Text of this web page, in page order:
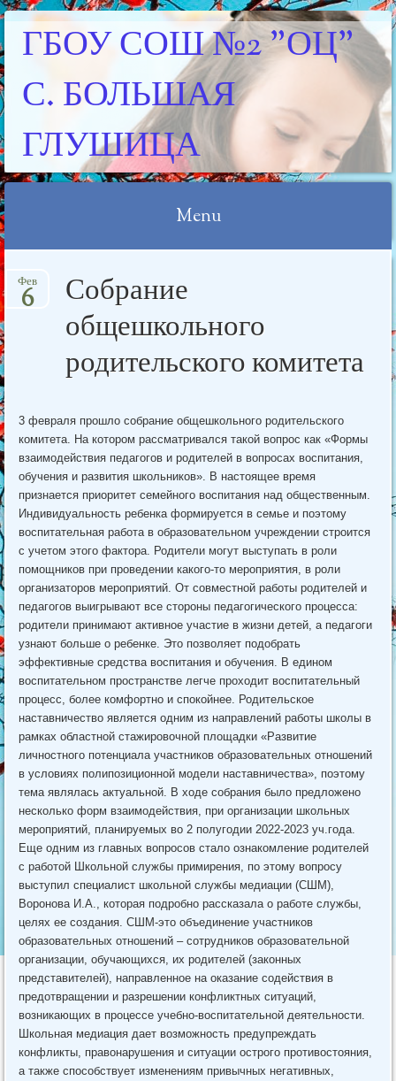
ГБОУ СОШ №2 "ОЦ"
С. БОЛЬШАЯ
ГЛУШИЦА
Menu
to
Собрание
общешкольного
родительского комитета
Фев
6
3 февраля прошло собрание общешкольного родительского
комитета. На котором рассматривался такой вопрос как «Формы
взаимодействия педагогов и родителей в вопросах воспитания,
обучения и развития школьников». В настоящее время
признается приоритет семейного воспитания над общественным.
Индивидуальность ребенка формируется в семье и поэтому
воспитательная работа в образовательном учреждении строится
с учетом этого фактора. Родители могут выступать в роли
помощников при проведении какого-то мероприятия, в роли
организаторов мероприятий. От совместной работы родителей и
педагогов выигрывают все стороны педагогического процесса:
родители принимают активное участие в жизни детей, а педагоги
узнают больше о ребенке. Это позволяет подобрать
эффективные средства воспитания и обучения. В едином
воспитательном пространстве легче проходит воспитательный
процесс, более комфортно и спокойнее. Родительское
наставничество является одним из направлений работы школы в
рамках областной стажировочной площадки «Развитие
личностного потенциала участников образовательных отношений
в условиях полипозиционной модели наставничества», поэтому
тема являлась актуальной. В ходе собрания было предложено
несколько форм взаимодействия, при организации школьных
мероприятий, планируемых во 2 полугодии 2022-2023 уч.года.
Еще одним из главных вопросов стало ознакомление родителей
с работой Школьной службы примирения, по этому вопросу
выступил специалист школьной службы медиации (СШМ),
Воронова И.А., которая подробно рассказала о работе службы,
целях ее создания. СШМ-это объединение участников
образовательных отношений – сотрудников образовательной
организации, обучающихся, их родителей (законных
представителей), направленное на оказание содействия в
предотвращении и разрешении конфликтных ситуаций,
возникающих в процессе учебно-воспитательной деятельности.
Школьная медиация дает возможность предупреждать
конфликты, правонарушения и ситуации острого противостояния,
а также способствует изменениям привычных негативных,